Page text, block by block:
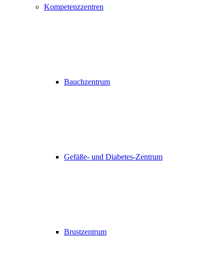
Kompetenzzentren
Bauchzentrum
Gefäße- und Diabetes-Zentrum
Brustzentrum